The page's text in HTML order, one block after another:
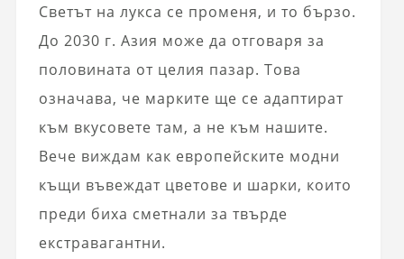
Светът на лукса се променя, и то бързо.
До 2030 г. Азия може да отговаря за
половината от целия пазар. Това
означава, че марките ще се адаптират
към вкусовете там, а не към нашите.
Вече виждам как европейските модни
къщи въвеждат цветове и шарки, които
преди биха сметнали за твърде
екстравагантни.